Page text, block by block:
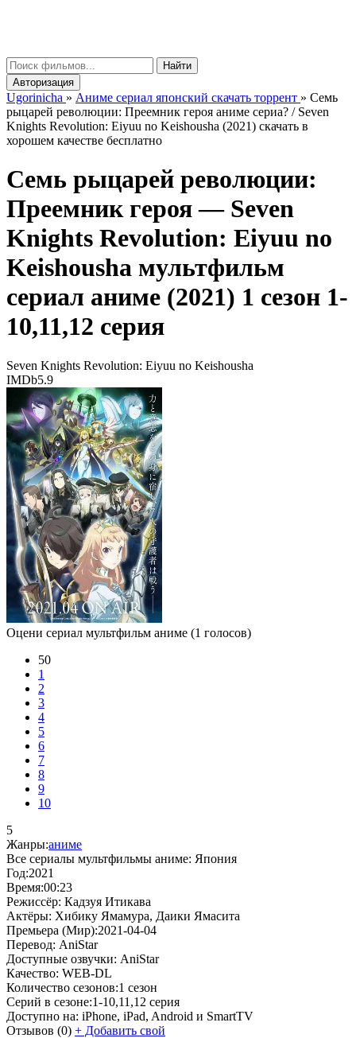
Найти
Авторизация
Ugorinicha » Аниме сериал японский скачать торрент » Семь
рыцарей революции: Преемник героя аниме сериа? / Seven
Knights Revolution: Eiyuu no Keishousha (2021) скачать в
хорошем качестве бесплатно
Семь рыцарей революции:
Преемник героя — Seven
Knights Revolution: Eiyuu no
Keishousha мультфильм
сериал аниме (2021) 1 сезон 1-
10,11,12 серия
Seven Knights Revolution: Eiyuu no Keishousha
IMDb5.9
Оцени сериал мультфильм аниме (1 голосов)
50
1
2
3
4
5
6
7
8
9
10
5
Жанры:аниме
Все сериалы мультфильмы аниме: Япония
Год:2021
Время:00:23
Режиссёр: Кадзуя Итикава
Актёры: Хибику Ямамура, Даики Ямасита
Премьера (Мир):2021-04-04
Перевод: AniStar
Доступные озвучки: AniStar
Качество: WEB-DL
Количество сезонов:1 сезон
Серий в сезоне:1-10,11,12 серия
Доступно на: iPhone, iPad, Android и SmartTV
Отзывов (0) + Добавить свой